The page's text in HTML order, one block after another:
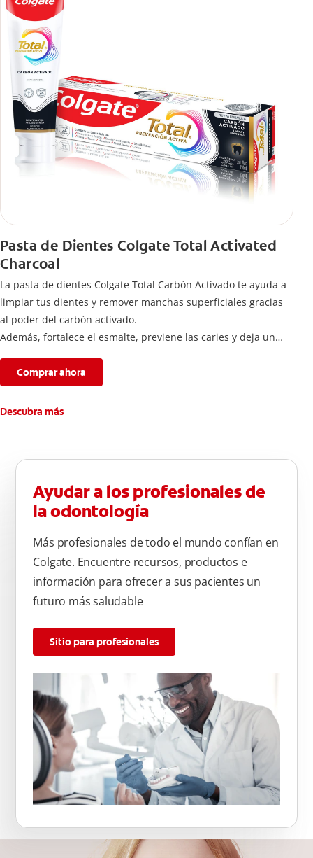
Pasta de Dientes Colgate Total Activated
Charcoal
La pasta de dientes Colgate Total Carbón Activado te ayuda a
limpiar tus dientes y remover manchas superficiales gracias
al poder del carbón activado.
Además, fortalece el esmalte, previene las caries y deja un
Comprar ahora
Descubra más
Ayudar a los profesionales de
la odontología
Más profesionales de todo el mundo confían en
Colgate. Encuentre recursos, productos e
información para ofrecer a sus pacientes un
futuro más saludable
Sitio para profesionales